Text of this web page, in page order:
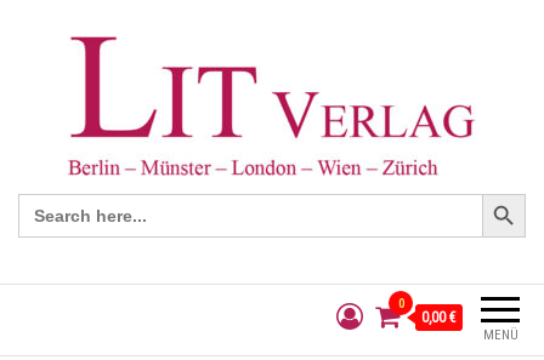
Search
for:
Search Button
MENÜ
0
0,00 €